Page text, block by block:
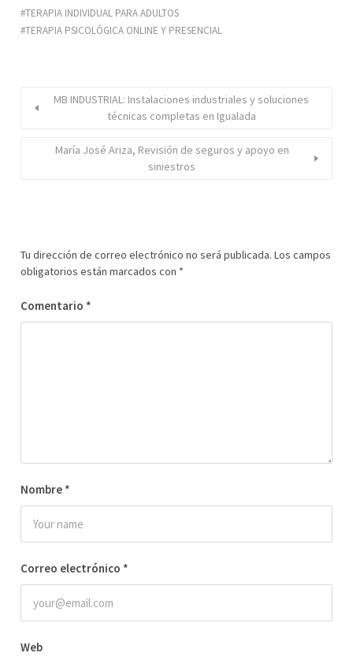
TERAPIA INDIVIDUAL PARA ADULTOS
TERAPIA PSICOLÓGICA ONLINE Y PRESENCIAL
MB INDUSTRIAL: Instalaciones industriales y soluciones
técnicas completas en Igualada
María José Ariza, Revisión de seguros y apoyo en
siniestros
Tu dirección de correo electrónico no será publicada. Los campos
obligatorios están marcados con *
Comentario *
Nombre *
Correo electrónico *
Web